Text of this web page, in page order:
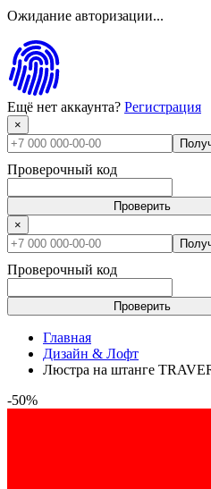
Ожидание авторизации...
Ещё нет аккаунта? Регистрация
×
Проверочный код
Проверить
×
Проверочный код
Проверить
Главная
Дизайн & Лофт
Люстра на штанге
-50%